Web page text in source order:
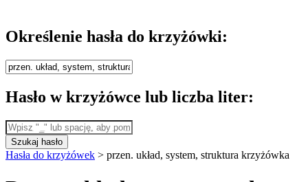
Określenie hasła do krzyżówki:
Hasło w krzyżówce lub liczba liter:
Szukaj hasło
Hasła do krzyżówek > przen. układ, system, struktura krzyżówka